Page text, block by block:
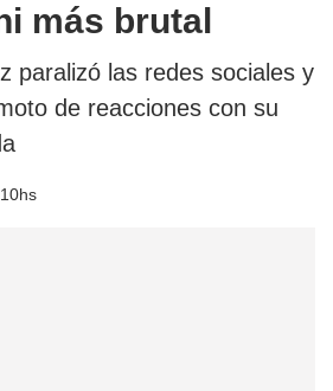
más brutal
paralizó las redes sociales y
de reacciones con su